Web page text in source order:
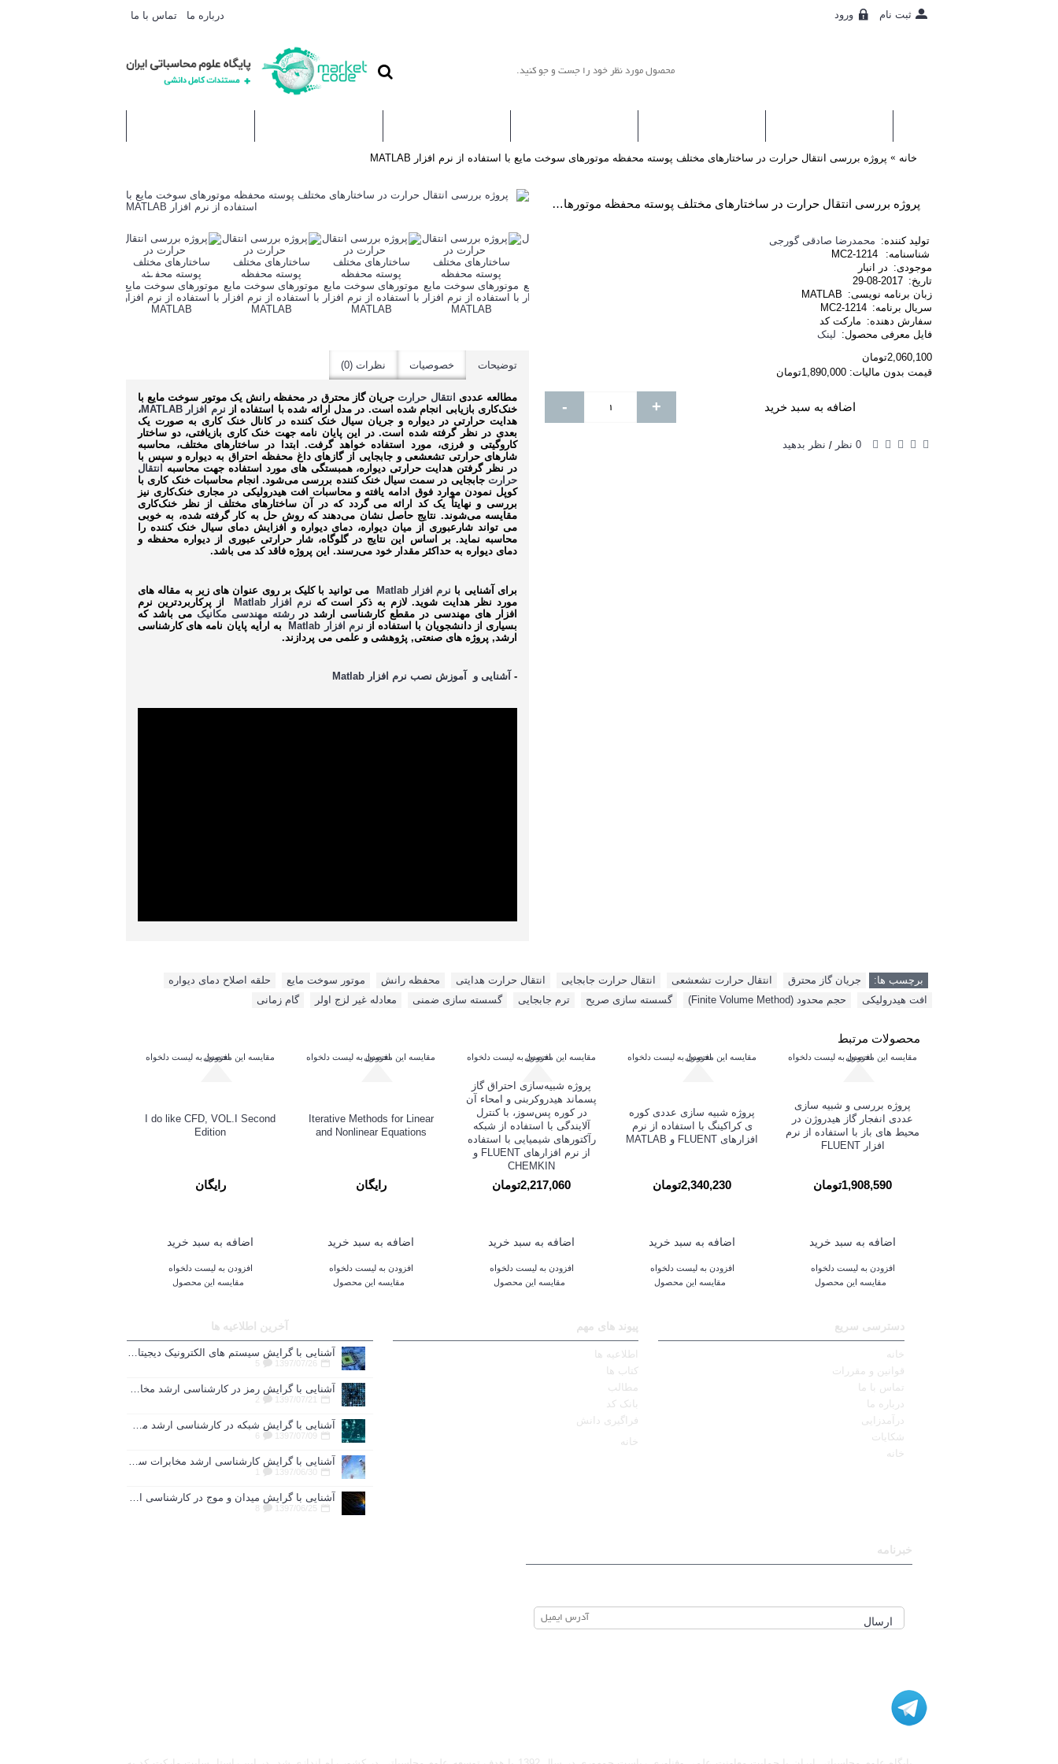
تماس با ما درباره ما ورود ثبت نام
خانه پروژه بررسی انتقال حرارت در ساختارهای مختلف پوسته­ محفظه موتورهای سوخت مایع با استفاده از نرم افزار MATLAB
توضیحات خصوصیات نظرات (0)
مطالعه عددی انتقال حرارتجریان گاز محترق در محفظه رانش یک موتور سوخت مایع با
خنک‌کاری بازیابی انجام شده است. در مدل ارائه شده با استفاده از نرم افزار MATLAB
،
هدایت حرارتی در دیواره و جریان سیال خنک کننده در کانال خنک کاری به صورت یک
بعدی در نظر گرفته شده است. در این پایان نامه جهت خنک کاری بازیافتی، دو ساختار
کاروگیتی و فرزی، مورد استفاده خواهد گرفت. ابتدا در ساختارهای مختلف، محاسبه
شارهای حرارتی تشعشعی و جابجایی از گازهای داغ محفظه احتراق به دیواره و سپس با
در نظر گرفتن هدایت حرارتی دیواره، همبستگی های مورد استفاده جهت محاسبه
انتقال
حرارت جابجایی در سمت سیال خنک کننده بررسی می‌شود. انجام محاسبات خنک کاری با
کوپل نمودن موارد فوق ادامه یافته و محاسبات افت هیدرولیکی در مجاری خنک‌کاری نیز
بررسی و نهایتاً یک کد ارائه می گردد که در آن ساختارهای مختلف از نظر خنک‌کاری
مقایسه می‌شوند. نتایج حاصل نشان می‌دهند که روش حل به کار گرفته شده، به خوبی
می تواند شارعبوری از میان دیواره، دمای دیواره و افزایش دمای سیال خنک کننده را
محاسبه نماید. بر اساس این نتایج در گلوگاه، شار حرارتی عبوری از دیواره محفظه و
دمای دیواره به حداکثر مقدار خود می‌رسند. این پروژه فاقد کد می باشد.
برای آشنایی با نرم افزارMatlab
می توانید با کلیک بر روی عنوان های زیر به مقاله های
مورد نظر هدایت شوید. لازم به ذکر است که نرم افزارMatlab
از پرکاربردترین نرم
افزار های مهندسی در مقطع کارشناسی ارشد در رشته مهندسی مکانیک می باشد که
بسیاری از دانشجویان با استفاده از نرم افزار Matlab
به ارایه پایان نامه های کارشناسی
ارشد, پروژه های صنعتی, پژوهشی و علمی می پردازند.
- آشنایی و آموزش نصب نرم افزار Matlab
پروژه بررسی انتقال حرارت در ساختارهای مختلف پوسته­ محفظه موتورهای سوخت مایع با استفاده از نرم افزار MATLAB
تولید کننده: محمدرضا صادقی گورجی
شناسنامه:
MC2-1214
موجودی: در انبار
تاریخ: 2017-08-29
زبان برنامه نویسی: MATLAB
سریال برنامه: MC2-1214
سفارش دهنده: مارکت کد
فایل معرفی محصول: لینک
2,060,100تومان
قیمت بدون مالیات: 1,890,000تومان
- + اضافه به سبد خرید
0 نظر / نظر بدهید
برچسب ها: جریان گاز محترق انتقال حرارت تشعشعی انتقال حرارت جابجایی انتقال حرارت هدایتی محفظه رانش موتور سوخت مایع حلقه اصلاح دمای دیواره
افت هیدرولیکی
حجم محدود (Finite Volume Method) گسسته سازی صریح ترم جابجایی گسسته سازی ضمنی معادله غیر لزج اولر گام زمانی
محصولات مرتبط
افزودن به لیست دلخواهمقایسه این محصول
پروژه بررسی و شبیه سازی
عددی انفجار گاز هیدروژن در
محیط های باز با استفاده از نرم
افزار FLUENT
1,908,590تومان
اضافه به سبد خرید
افزودن به لیست دلخواه
مقایسه این محصول
افزودن به لیست دلخواهمقایسه این محصول
پروژه شبیه سازی عددی کوره
ی کراکینگ با استفاده از نرم
افزارهای FLUENT و MATLAB
2,340,230تومان
اضافه به سبد خرید
افزودن به لیست دلخواه
مقایسه این محصول
افزودن به لیست دلخواهمقایسه این محصول
پروژه شبیه‌سازی احتراق گاز
پسماند هیدروکربنی و امحاء آن
در کوره پس‌سوز، با کنترل
آلایندگی با استفاده از شبکه
رآکتورهای شیمیایی با استفاده
از نرم افزارهای FLUENT و
CHEMKIN
2,217,060تومان
اضافه به سبد خرید
افزودن به لیست دلخواه
مقایسه این محصول
افزودن به لیست دلخواهمقایسه این محصول
Iterative Methods for Linear
and Nonlinear Equations
رایگان
اضافه به سبد خرید
افزودن به لیست دلخواه
مقایسه این محصول
افزودن به لیست دلخواهمقایسه این محصول
I do like CFD, VOL.I Second
Edition
رایگان
اضافه به سبد خرید
افزودن به لیست دلخواه
مقایسه این محصول
دسترسی سریع
خانه
قوانین و مقررات
تماس با ما
درباره ما
درآمدزایی
شکایات
خانه
پیوند های مهم
اطلاعیه ها
کتاب ها
مطالب
بانک کد
فراگیری دانش
خانه
آخرین اطلاعیه ها
آشنایی با گرایش سیستم های الکترونیک دیجیتال در کارشناسی ارشد رشته مهندسی برق
1397/07/26
5
آشنایی با گرایش رمز در کارشناسی ارشد مخابرات
1397/07/21
آشنایی با گرایش شبکه در کارشناسی ارشد مخابرات
1397/07/09
آشنایی با گرایش کارشناسی ارشد مخابرات سیستم
1397/06/30
آشنایی با گرایش میدان و موج در کارشناسی ارشد رشته مهندسی برق
1397/06/25
خبرنامه
ارسال